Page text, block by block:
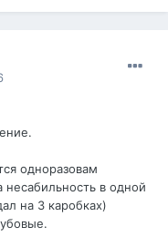
одноразовам
в одной
на 3 каробках)